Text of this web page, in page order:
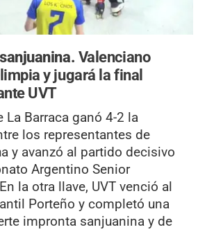
Valenciano
y jugará la final
UVT
La Barraca ganó 4-2 la
los representantes de
y avanzó al partido decisivo
Argentino Senior
la otra llave, UVT venció al
Porteño y completó una
impronta sanjuanina y de